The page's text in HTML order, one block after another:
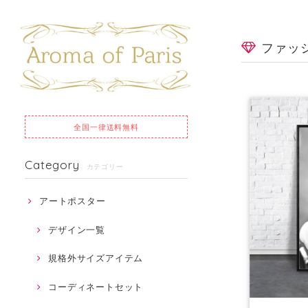
全国一律送料無料
Category カテゴリー
アートポスター
デザイン一覧
規格外サイズアイテム
コーディネートセット
ファッ